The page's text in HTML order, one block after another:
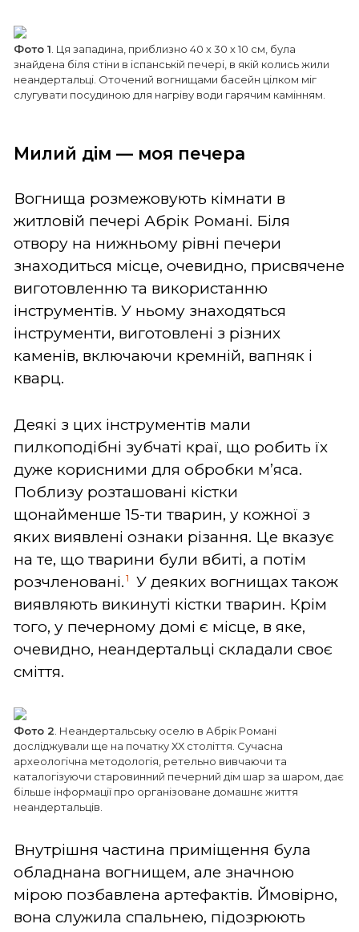
Фото 1 . Ця западина, приблизно 40 х 30 х 10 см, була
знайдена біля стіни в іспанській печері, в якій колись жили
неандертальці. Оточений вогнищами басейн цілком міг
слугувати посудиною для нагріву води гарячим камінням.
Милий дім — моя печера
Вогнища розмежовують кімнати в
житловій печері Абрік Романі. Біля
отвору на нижньому рівні печери
знаходиться місце, очевидно, присвячене
виготовленню та використанню
інструментів. У ньому знаходяться
інструменти, виготовлені з різних
каменів, включаючи кремній, вапняк і
кварц.
Деякі з цих інструментів мали
пилкоподібні зубчаті краї, що робить їх
дуже корисними для обробки м’яса.
Поблизу розташовані кістки
щонайменше 15-ти тварин, у кожної з
яких виявлені ознаки різання. Це вказує
на те, що тварини були вбиті, а потім
розчленовані. 1
У деяких вогнищах також
виявляють викинуті кістки тварин. Крім
того, у печерному домі є місце, в яке,
очевидно, неандертальці складали своє
сміття.
Фото 2 . Неандертальську оселю в Абрік Романі
досліджували ще на початку ХХ століття. Сучасна
археологічна методологія, ретельно вивчаючи та
каталогізуючи старовинний печерний дім шар за шаром, дає
більше інформації про організоване домашнє життя
неандертальців.
Внутрішня частина приміщення була
обладнана вогнищем, але значною
мірою позбавлена артефактів. Ймовірно,
вона служила спальнею, підозрюють